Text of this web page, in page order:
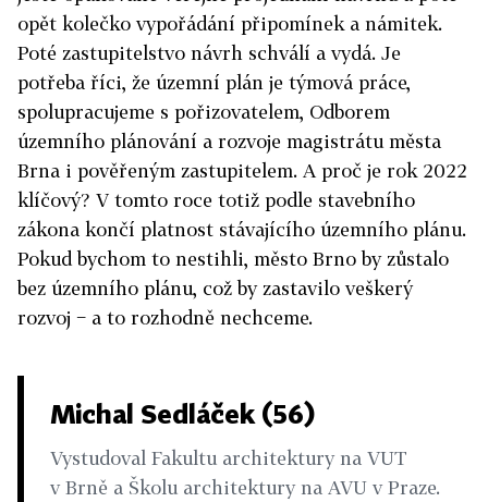
opět kolečko vypořádání připomínek a námitek.
Poté zastupitelstvo návrh schválí a vydá. Je
potřeba říci, že územní plán je týmová práce,
spolupracujeme s pořizovatelem, Odborem
územního plánování a rozvoje magistrátu města
Brna i pověřeným zastupitelem. A proč je rok 2022
klíčový? V tomto roce totiž podle stavebního
zákona končí platnost stávajícího územního plánu.
Pokud bychom to nestihli, město Brno by zůstalo
bez územního plánu, což by zastavilo veškerý
rozvoj − a to rozhodně nechceme.
Michal Sedláček (56)
Vystudoval Fakultu architektury na VUT
v Brně a Školu architektury na AVU v Praze.